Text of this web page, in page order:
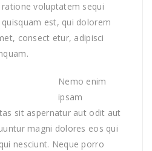
voluptatem sequi
est, qui dolorem
consect etur, adipisci
Nemo enim
ipsam
sit aspernatur aut odit aut
magni dolores eos qui
nesciunt. Neque porro